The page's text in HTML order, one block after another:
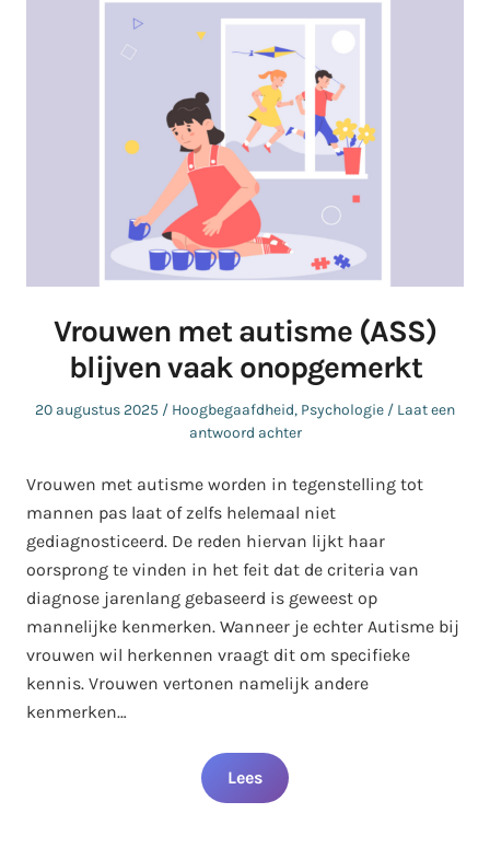
Vrouwen met autisme (ASS)
blijven vaak onopgemerkt
Geplaatst
20 augustus 2025
Geplaatst
Hoogbegaafdheid, Psychologie
Laat een
antwoord achter
Vrouwen met autisme worden in tegenstelling tot
mannen pas laat of zelfs helemaal niet
gediagnosticeerd. De reden hiervan lijkt haar
oorsprong te vinden in het feit dat de criteria van
diagnose jarenlang gebaseerd is geweest op
mannelijke kenmerken. Wanneer je echter Autisme bij
vrouwen wil herkennen vraagt dit om specifieke
kennis. Vrouwen vertonen namelijk andere
kenmerken…
Lees